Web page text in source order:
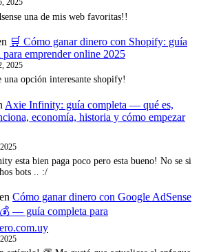
2025
una de mis web favoritas!!
🛒 Cómo ganar dinero con Shopify: guía
para emprender online 2025
2025
una opción interesante shopify!
Axie Infinity: guía completa — qué es,
economía, historia y cómo empezar
esta bien paga poco pero esta bueno! No se si
bots .. :/
en Cómo ganar dinero con Google AdSense
— guía completa para